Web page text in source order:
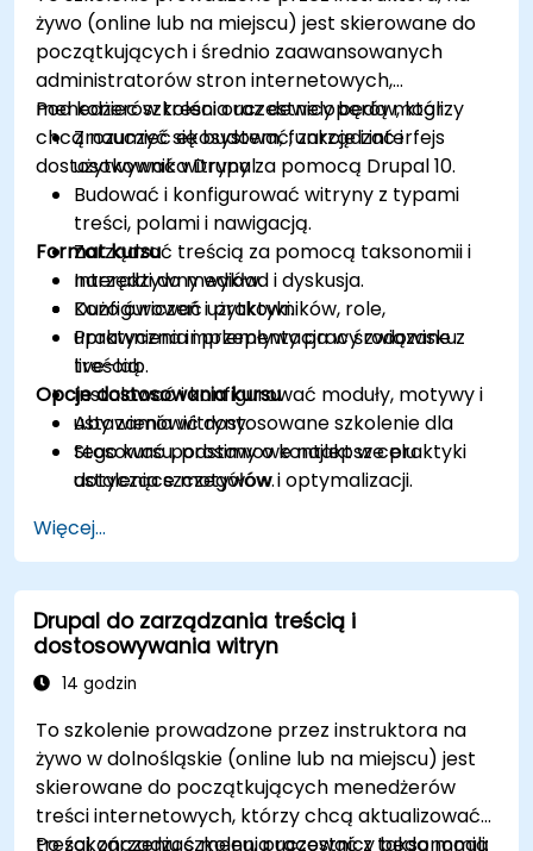
żywo (online lub na miejscu) jest skierowane do
początkujących i średnio zaawansowanych
administratorów stron internetowych,
menedżerów treści oraz deweloperów, którzy
chcą nauczyć się budować, zarządzać i
dostosowywać witryny za pomocą Drupal 10.
Pod koniec szkolenia uczestnicy będą mogli:
Zrozumieć ekosystem, funkcje i interfejs
użytkownika Drupal.
Budować i konfigurować witryny z typami
treści, polami i nawigacją.
Zarządzać treścią za pomocą taksonomii i
narzędzi do mediów.
Konfigurować użytkowników, role,
uprawnienia i przepływy pracy związane z
treścią.
Instalować i konfigurować moduły, motywy i
ustawienia witryny.
Stosować podstawowe najlepsze praktyki
dotyczące motywów i optymalizacji.
Format kursu
Interaktywny wykład i dyskusja.
Dużo ćwiczeń i praktyki.
Praktyczna implementacja w środowisku
live-lab.
Opcje dostosowania kursu
Aby zamówić dostosowane szkolenie dla
tego kursu, prosimy o kontakt w celu
ustalenia szczegółów.
Więcej...
Drupal do zarządzania treścią i
dostosowywania witryn
14 godzin
To szkolenie prowadzone przez instruktora na
żywo w dolnośląskie (online lub na miejscu) jest
skierowane do początkujących menedżerów
treści internetowych, którzy chcą aktualizować
treści, zarządzać menu, pracować z taksonomią
Po zakończeniu szkolenia uczestnicy będą mogli: